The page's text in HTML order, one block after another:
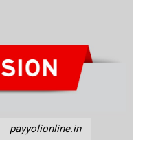
payyolionline.in